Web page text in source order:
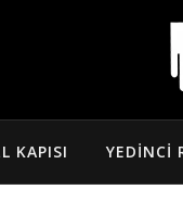
KAPISI YEDINCI